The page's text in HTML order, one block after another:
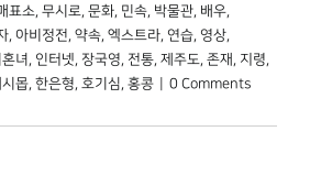
표소, 무시로, 문화, 민속, 박물관, 배우,
, 아비정전, 약속, 엑스트라, 연습, 영상,
녀 , 인터넷, 장국영, 전통, 제주도, 존재 , 지령,
몹, 한은형, 호기심, 홍콩
0 Comments